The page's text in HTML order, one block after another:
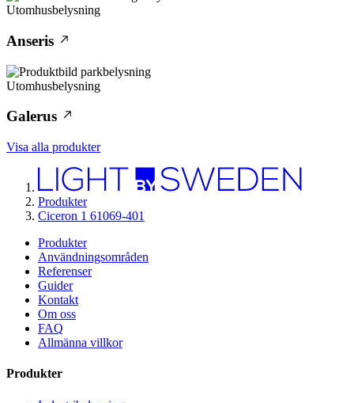
Utomhusbelysning
Anseris
Utomhusbelysning
Galerus
Visa alla produkter
Produkter
Ciceron 1 61069-401
Produkter
Användningsområden
Referenser
Guider
Kontakt
Om oss
FAQ
Allmänna villkor
Produkter